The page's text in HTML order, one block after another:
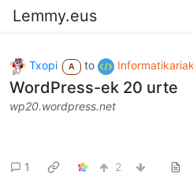
Lemmy.eus
Txopi A to Informatikariak
WordPress-ek 20 urte
wp20.wordpress.net
1 2